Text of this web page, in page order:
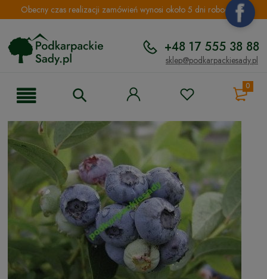
Obecny czas realizacji zamówień wynosi około 5 dni roboczych.
+48 17 555 38 88
sklep@podkarpackiesady.pl
0